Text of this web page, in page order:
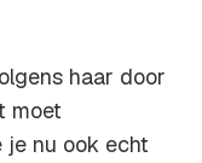
haar door
moet
je nu ook echt